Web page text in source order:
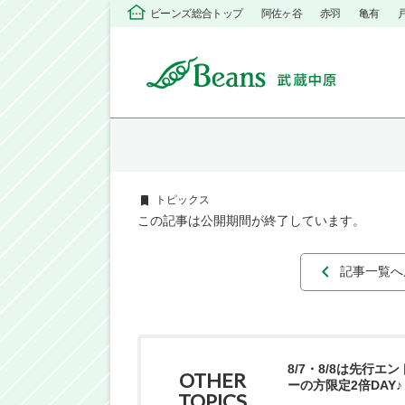
ビーンズ総合トップ 阿佐ヶ谷 赤羽 亀有
トピックス
この記事は公開期間が終了しています。
記事一覧
OTHER
8/7・8/8は先行エン
ーの方限定2倍DAY♪